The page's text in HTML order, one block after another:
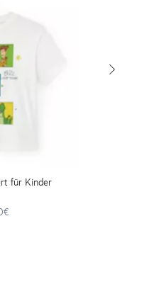
für Kinder